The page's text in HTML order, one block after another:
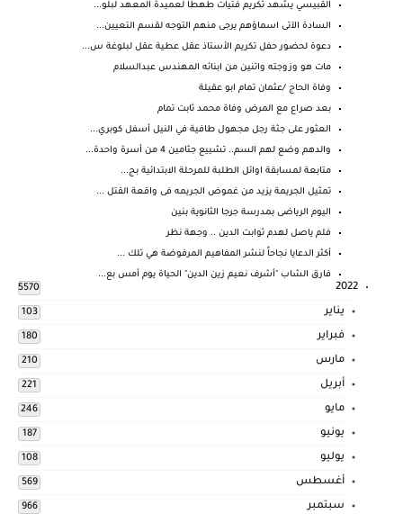
القبيسي يشهد تكريم فتيات طهطا لعميدة المعهد لبلو...
السادة الآتى اسماؤهم يرجى منهم التوجه لقسم التعيين...
دعوة لحضور حفل تكريم الأستاذ عقل عطية عقل لبلوغة س...
مات هو وزوجته واتنين من ابنائه المهندس عبدالسلام
وفاة الحاج /عثمان تمام ابو عقيلة
بعد صراع مع المرض وفاة محمد ثابت تمام
العثور على جثة رجل مجهول طافية في النيل أسفل كوبري...
والدهم وضع لهم السم.. تشييع جثامين 4 من أسرة واحدة...
متابعة لمسابقة اوائل الطلبة للمرحلة الابتدائية بج...
تمثيل الجريمة يزيد من غموض الجريمه فى واقعة القتل ...
اليوم الرياضى بمدرسة جرجا الثانوية بنين
فلم ياصل لهدم ثوابت الدين .. وجهة نظر
أكثر الدعايا نجاحاً لنشر المفاهيم المرفوضة هي تلك ...
فارق الشاب "أشرف نعيم زين الدين" الحياة يوم أمس بع...
2022
5570
يناير 103
فبراير 180
مارس 210
أبريل 221
مايو 246
يونيو 187
يوليو 108
أغسطس 569
سبتمبر 966